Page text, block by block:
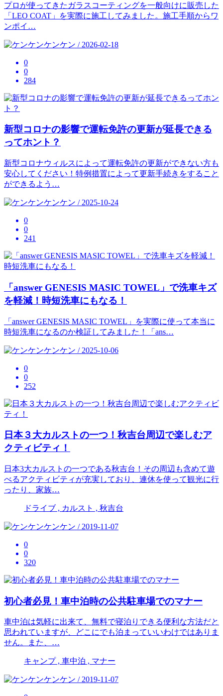
プロが使ってきたガラスコーティングを一般向けに販売した
「LEO COAT」を実際に施工してみました。施工手順からワ
ンポイ…
ケンケン / 2026-02-18
0
0
284
新型コロナの影響で運転免許の更新が延長できる
ってホント？
新型コロナウィルスによって運転免許の更新ができない方も
安心してください！特例措置によって更新手続きをすること
ができるよう…
ケンケン / 2025-10-24
0
0
241
「answer GENESIS MASIC TOWEL」で洗車キズ
を軽減！時短洗車にもなる！
「answer GENESIS MASIC TOWEL」を実際に使って本当に
時短洗車になるのか検証してみました！「ans…
ケンケン / 2025-10-06
0
0
252
日本３大カルストの一つ！秋吉台周辺で楽しむア
クティビティ！
日本3大カルストの一つである秋吉台！その周辺も含めて遊
べるアクティビティが充実しており、連休を使って観光に行
ったり、家族…
ドライブ , カルスト , 秋吉台
ケンケン / 2019-11-07
0
0
320
初心者必見！車中泊時の公共駐車場でのマナー
車中泊は気軽に出来て、無料で寝泊りできる便利な方法だと
思われていますが、どこにでも泊まっていいわけではありま
せん。また、…
キャンプ , 車中泊 , マナー
ケンケン / 2019-11-07